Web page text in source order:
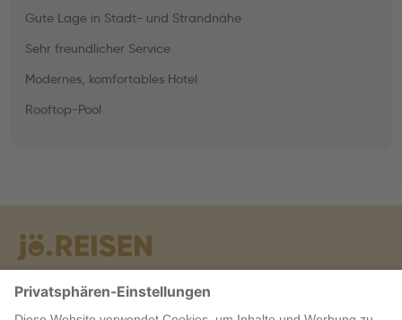
Gute Lage in Stadt- und Strandnähe
Sehr freundlicher Service
Modernes, komfortables Hotel
Rooftop-Pool
Warum jö?